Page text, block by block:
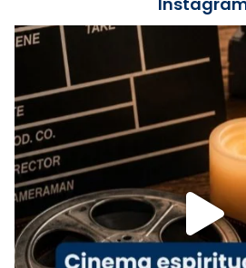
Recupera l'entrevista comp
tican News 👇
www.vaticannews.va/es/
07/carmina-historia-
espana-testimoni...
Foto
View on Facebook · Share
Arquebisbat de